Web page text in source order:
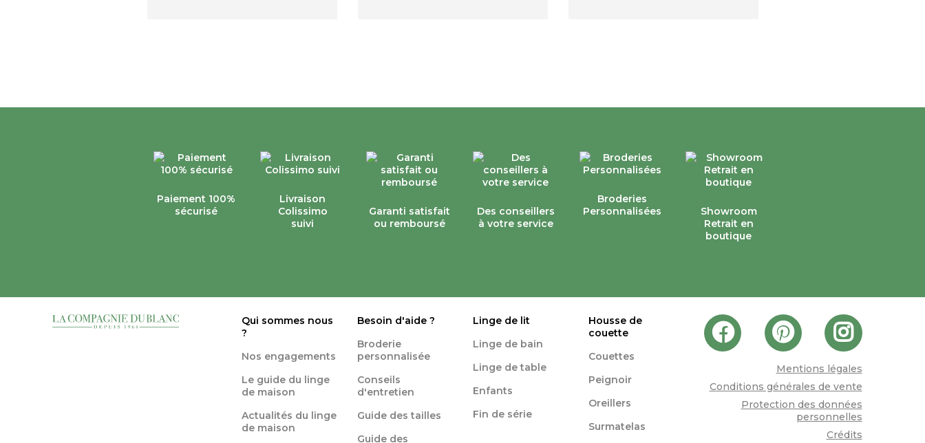
Paiement 100%
sécurisé
Livraison
Colissimo
suivi
Garanti satisfait
ou remboursé
Des conseillers
à votre service
Broderies
Personnalisées
Showroom
Retrait en
boutique
Qui sommes nous
?
Nos engagements
Le guide du linge
de maison
Actualités du linge
de maison
Besoin d'aide ?
Broderie
personnalisée
Conseils
d'entretien
Guide des tailles
Guide des
Linge de lit
Linge de bain
Linge de table
Enfants
Fin de série
Housse de
couette
Couettes
Peignoir
Oreillers
Surmatelas
Mentions légales
Conditions générales de vente
Protection des données
personnelles
Crédits